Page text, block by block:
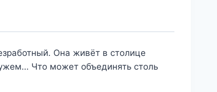
Она живёт в столице
Что может объединять столь